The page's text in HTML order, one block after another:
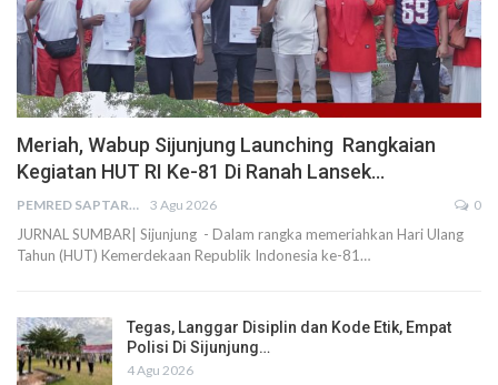
Meriah, Wabup Sijunjung Launching Rangkaian
Kegiatan HUT RI Ke-81 Di Ranah Lansek…
PEMRED SAPTARIUS 3 Agu 2026 0
JURNAL SUMBAR| Sijunjung - Dalam rangka memeriahkan Hari Ulang
Tahun (HUT) Kemerdekaan Republik Indonesia ke-81…
Tegas, Langgar Disiplin dan Kode Etik, Empat
Polisi Di Sijunjung…
4 Agu 2026